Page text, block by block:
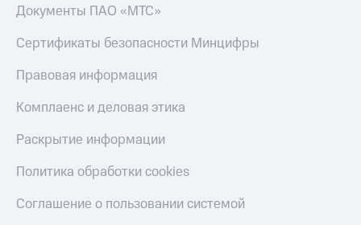
Документы ПАО «МТС»
Сертификаты безопасности Минцифры
Правовая информация
Комплаенс и деловая этика
Раскрытие информации
Политика обработки cookies
Соглашение о пользовании системой